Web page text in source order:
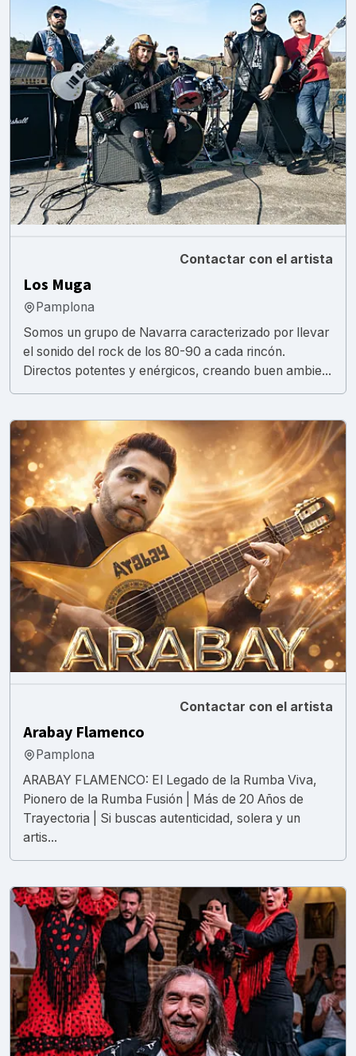
Contactar con el artista
Los Muga
Pamplona
Somos un grupo de Navarra caracterizado por llevar
el sonido del rock de los 80-90 a cada rincón.
Directos potentes y enérgicos, creando buen ambie...
Contactar con el artista
Arabay Flamenco
Pamplona
ARABAY FLAMENCO: El Legado de la Rumba Viva,
Pionero de la Rumba Fusión | Más de 20 Años de
Trayectoria | Si buscas autenticidad, solera y un
artis...